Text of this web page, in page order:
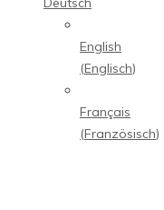
English
(Englisch)
Français
(Französisch)